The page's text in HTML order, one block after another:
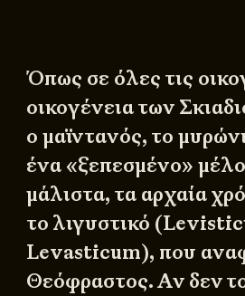
Όπως σε όλες τις
οικογένεια των
ο μαϊντανός, το
ένα «ξεπεσμένο»
μάλιστα, τα αρχαία
το λιγυστικό
Levasticum), που
Θεόφραστος. Αν δεν